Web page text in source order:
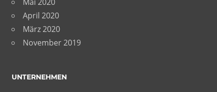
Mai 2020
April 2020
März 2020
November 2019
UNTERNEHMEN